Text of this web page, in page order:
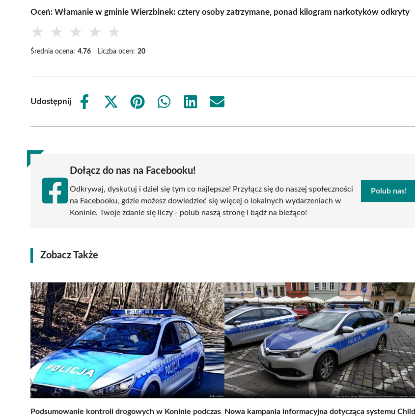
Oceń: Włamanie w gminie Wierzbinek: cztery osoby zatrzymane, ponad kilogram narkotyków odkryty
★ ★ ★ ★ ★
Średnia ocena: 4.76 Liczba ocen: 20
Udostępnij
Share
Share
(Twitter)
Share
Share
Share
Share
Dołącz do nas na Facebooku!
Odkrywaj, dyskutuj i dziel się tym co najlepsze! Przyłącz się do naszej społeczności
na Facebooku, gdzie możesz dowiedzieć się więcej o lokalnych wydarzeniach w
Koninie. Twoje zdanie się liczy - polub naszą stronę i bądź na bieżąco!
Polub nas!
Zobacz Także
Podsumowanie kontroli drogowych w Koninie podczas
Nowa kampania informacyjna dotycząca systemu Child